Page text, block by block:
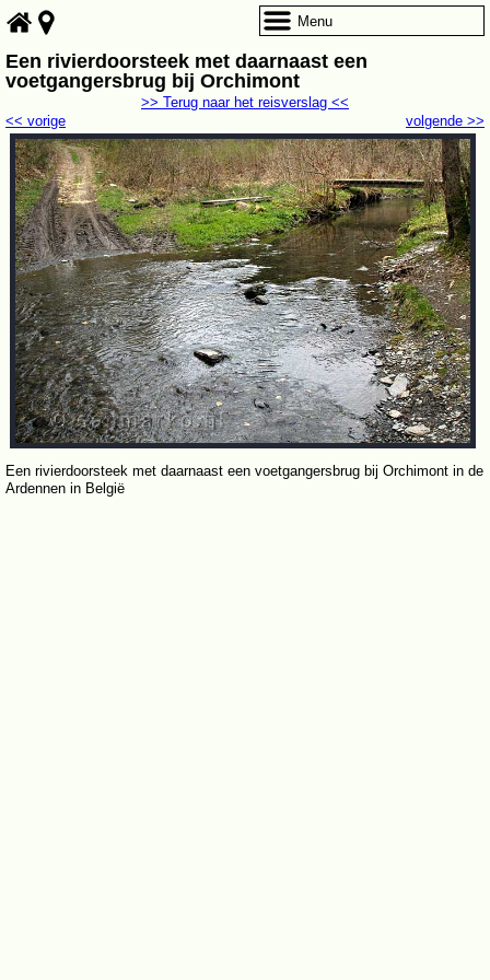
Een rivierdoorsteek met daarnaast een
voetgangersbrug bij Orchimont
volgende >>
<< vorige
>> Terug naar het reisverslag <<
Een rivierdoorsteek met daarnaast een voetgangersbrug bij Orchimont in de
Ardennen in België
Menu